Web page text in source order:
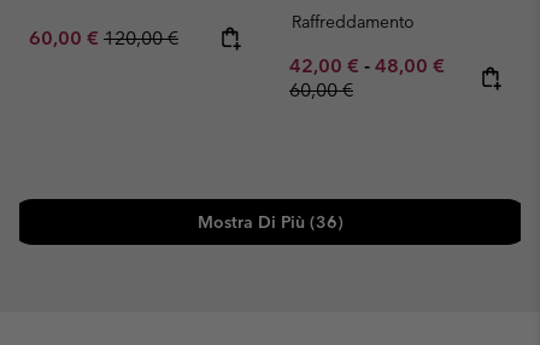
Sale price:
60,00 € Regular price:
120,00 €
Raffreddamento
Minimum sale price:
42,00 € - Maximum sale
48,00 € Regular
60,00 €
Mostra Di Più (36)